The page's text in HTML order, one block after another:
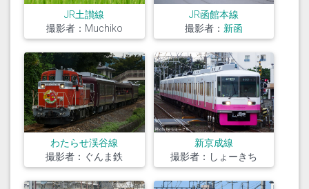
JR土讃線
撮影者：Muchiko
JR函館本線
撮影者： 新函
わたらせ渓谷線
撮影者：ぐんま鉄
新京成線
撮影者：しょーきち